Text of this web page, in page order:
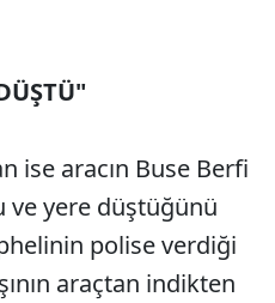
ise aracın Buse Berfi
ve yere düştüğünü
polise verdiği
araçtan indikten